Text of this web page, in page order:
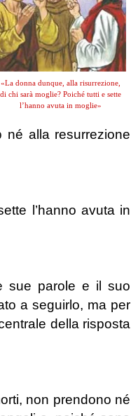
«La donna dunque, alla risurrezione,
di chi sarà moglie? Poiché tutti e sette
l’hanno avuta in moglie»
né alla resurrezione
l’hanno avuta in
sue parole e il suo
a seguirlo, ma per
della risposta
non prendono né